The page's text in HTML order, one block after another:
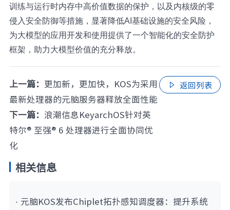
训练与运行时内存中高价值数据的保护，以及内核级的零
侵入安全防御等措施，显著降低AI基础设施的安全风险，
为大模型的应用开发和使用提供了一个智能化的安全防护
框架，助力大模型价值的充分释放。
上一篇： 更加新，更加快，KOS为采用
最新处理器的元脑服务器释放全面性能
下一篇： 浪潮信息KeyarchOS针对英
特尔® 至强® 6 处理器进行全面协同优
化
 返回列表
相关信息
· 元脑KOS发布Chiplet拓扑感知调度器：提升系统